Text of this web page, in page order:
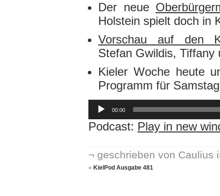
Der neue
Holstein spielt doch in
Vorschau auf den
Stefan Gwildis, Tiffany
Kieler Woche heute
Programm für
Player
00:00
Podcast: Play in new
¬ geschrieben von Caulius
« KielPod Ausgabe 481